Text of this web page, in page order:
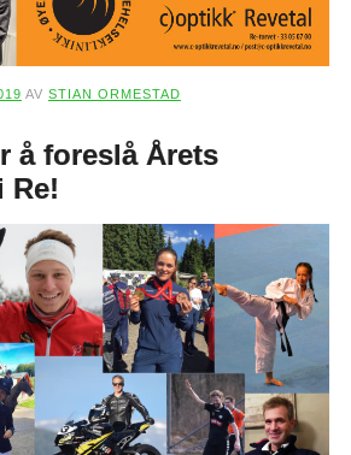
AV STIAN ORMESTAD
å foreslå Årets
Re!